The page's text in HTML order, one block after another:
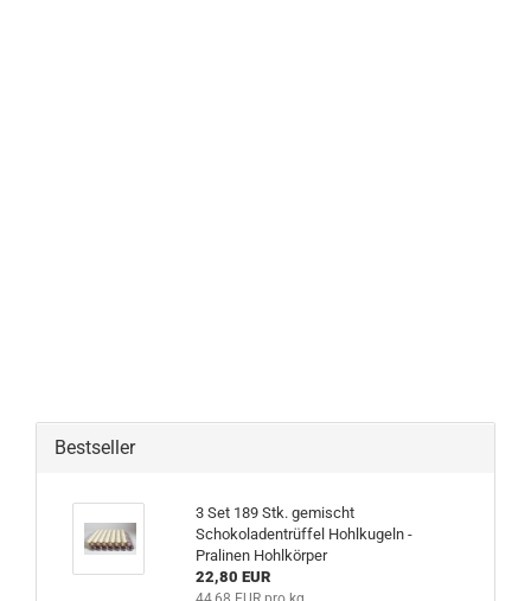
Bestseller
3 Set 189 Stk. gemischt
Schokoladentrüffel Hohlkugeln -
Pralinen Hohlkörper
22,80 EUR